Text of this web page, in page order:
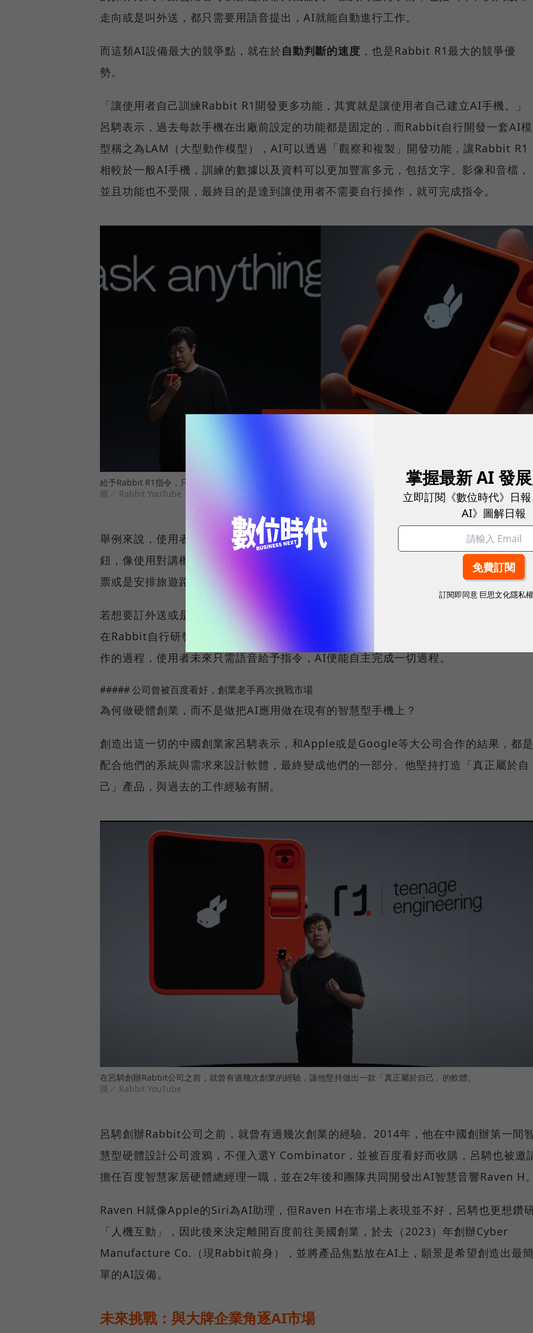
走向或是叫外送，都只需要用語音提出，AI就能自動進行工作。
而這類AI設備最大的競爭點，就在於自動判斷的速度 ，也是Rabbit R1最大的競爭優
勢。
「讓使用者自己訓練Rabbit R1開發更多功能，其實就是讓使用者自己建立AI手機。」
呂騁表示，過去每款手機在出廠前設定的功能都是固定的，而Rabbit自行開發一套AI模
型稱之為LAM（大型動作模型），AI可以透過「觀察和複製」開發功能，讓Rabbit R1
相較於一般AI手機，訓練的數據以及資料可以更加豐富多元，包括文字、影像和音檔，
並且功能也不受限，最終目的是達到讓使用者不需要自行操作，就可完成指令。
給予Rabbit R1指令，只需按下裝置側邊的「Push-to-talk」按鈕，像使用對講機一樣對著Rabbit R1說話。
圖／ Rabbit YouTube
舉例來說，使用者若要給予Rabbit R1指令，只需按下裝置側邊的「Push-to-talk」按
鈕，像使用對講機一樣對著Rabbit R1說話，可以詢問NVIDIA今日股價、預訂下個月機
票或是安排旅遊路線。
若想要訂外送或是聽音樂，第一次只需要在其他設備上登入Spotify或是Uber APP，並
在Rabbit自行研發的OS系統上進行身份驗證就能開啟使用，Rabbit R1便會記住此次操
作的過程，使用者未來只需語音給予指令，AI便能自主完成一切過程。
##### 公司曾被百度看好，創業老手再次挑戰市場
為何做硬體創業，而不是做把AI應用做在現有的智慧型手機上？
創造出這一切的中國創業家呂騁表示，和Apple或是Google等大公司合作的結果，都是
配合他們的系統與需求來設計軟體，最終變成他們的一部分。他堅持打造「真正屬於自
己」產品，與過去的工作經驗有關。
在呂騁創辦Rabbit公司之前，就曾有過幾次創業的經驗，讓他堅持做出一款「真正屬於自己」的軟體。
圖／ Rabbit YouTube
呂騁創辦Rabbit公司之前，就曾有過幾次創業的經驗。2014年，他在中國創辦第一間
慧型硬體設計公司渡鴉，不僅入選Y Combinator，並被百度看好而收購，呂騁也被邀
擔任百度智慧家居硬體總經理一職，並在2年後和團隊共同開發出AI智慧音響Raven H。
Raven H就像Apple的Siri為AI助理，但Raven H在市場上表現並不好，呂騁也更想鑽
「人機互動」，因此後來決定離開百度前往美國創業，於去（2023）年創辦Cyber
Manufacture Co.（現Rabbit前身），並將產品焦點放在AI上，願景是希望創造出最簡
單的AI設備。
未來挑戰：與大牌企業角逐AI市場
掌握最新 AI 發展
立即訂閱《數位時代》日
AI》圖解日報
訂閱即同意 巨思文化隱私